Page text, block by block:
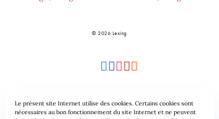
© 2026 Lexing
Plan du site Conditions générales
Le présent site Internet utilise des cookies. Certains cookies sont
nécessaires au bon fonctionnement du site Internet et ne peuvent